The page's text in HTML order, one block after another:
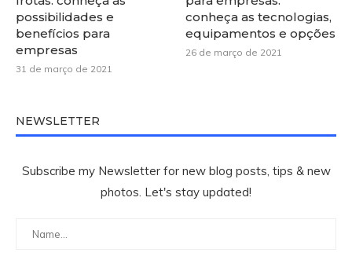
possibilidades e
benefícios para
empresas
31 de março de 2021
conheça as tecnologias,
equipamentos e opções
26 de março de 2021
NEWSLETTER
Subscribe my Newsletter for new blog posts, tips & new
photos. Let's stay updated!